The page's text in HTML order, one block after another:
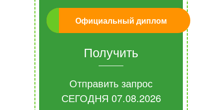
Официальный диплом
Получить
Отправить запрос
СЕГОДНЯ 07.08.2026